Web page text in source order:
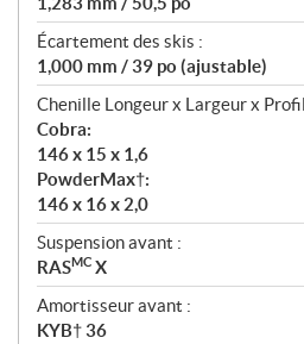
Écartement des skis :
1,000 mm / 39 po (ajustable)
Chenille Longeur x Largeur x
Cobra:
146 x 15 x 1,6
PowderMax†:
146 x 16 x 2,0
Suspension avant :
RASMC X
Amortisseur avant :
KYB† 36